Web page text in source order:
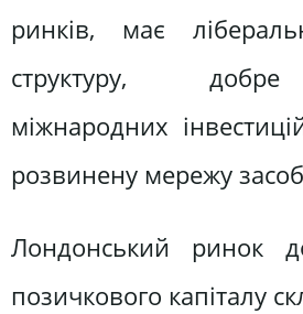
ринків, має
структуру,
міжнародних
розвинену мережу
Лондонський ринок
позичкового капіталу